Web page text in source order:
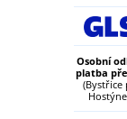
Osobní
platba
(Bystřice